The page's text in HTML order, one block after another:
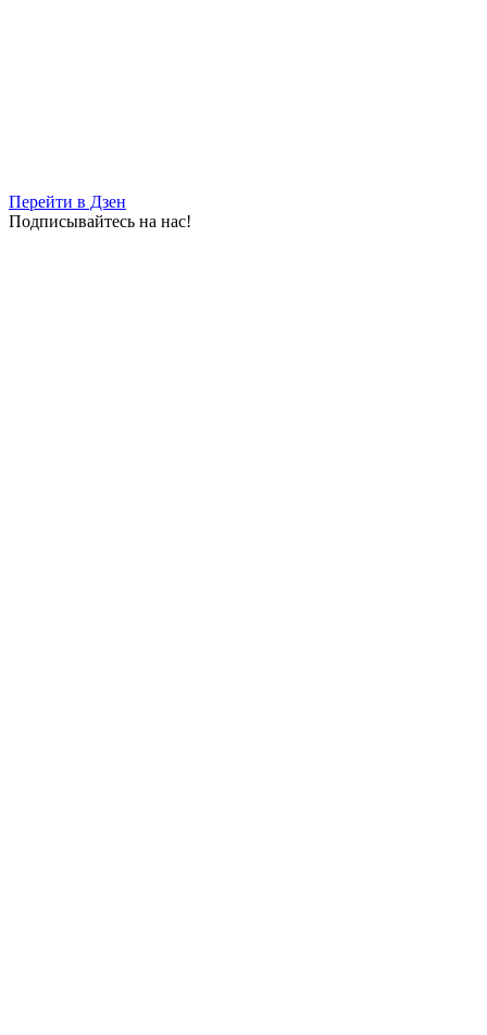
Перейти в Дзен
Подписывайтесь на нас!